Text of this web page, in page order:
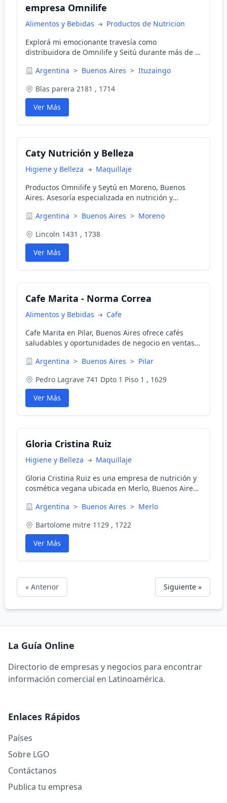
empresa Omnilife
Alimentos y Bebidas
Productos de Nutricion
Explorá mi emocionante travesía como
distribuidora de Omnilife y Seitú durante más de 3
beneficios exclusivos y emocionantes premios se
Argentina > Buenos Aires > Ituzaingo
Blas parera 2181 , 1714
Ver Más
Caty Nutrición y Belleza
Higiene y Belleza
Maquillaje
Productos Omnilife y Seytú en Moreno, Buenos
Aires. Asesoría especializada en nutrición y
Argentina > Buenos Aires > Moreno
Lincoln 1431 , 1738
Ver Más
Cafe Marita - Norma Correa
Alimentos y Bebidas
Cafe
Cafe Marita en Pilar, Buenos Aires ofrece cafés
saludables y oportunidades de negocio en ventas
Argentina > Buenos Aires > Pilar
Pedro Lagrave 741 Dpto 1 Piso 1 , 1629
Ver Más
Gloria Cristina Ruiz
Higiene y Belleza
Maquillaje
Gloria Cristina Ruiz es una empresa de nutrición y
cosmética vegana ubicada en Merlo, Buenos Aires,
proteinas y otros. Aceptamos todos los medios de
Argentina > Buenos Aires > Merlo
Bartolome mitre 1129 , 1722
Ver Más
« Anterior Siguiente »
La Guía Online
Directorio de empresas y negocios para encontrar
información comercial en Latinoamérica.
Enlaces Rápidos
Países
Sobre LGO
Contáctanos
Publica tu empresa